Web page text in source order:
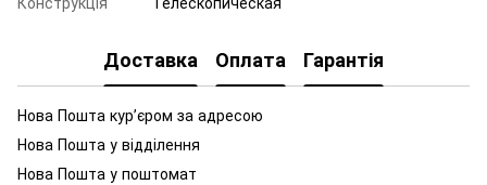
Доставка Оплата Гарантія
Нова Пошта курʼєром за адресою
Нова Пошта у відділення
Нова Пошта у поштомат